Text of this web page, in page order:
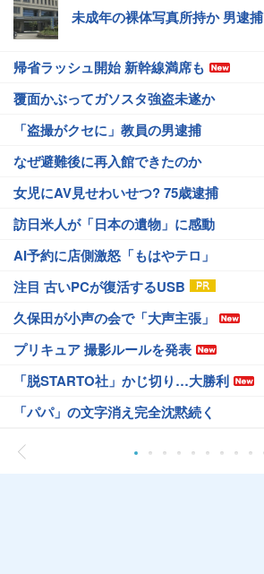
未成年の裸体写真所持か 男逮捕
帰省ラッシュ開始 新幹線満席も
覆面かぶってガソスタ強盗未遂か
「盗撮がクセに」教員の男逮捕
なぜ避難後に再入館できたのか
女児にAV見せわいせつ? 75歳逮捕
訪日米人が「日本の遺物」に感動
AI予約に店側激怒「もはやテロ」
注目 古いPCが復活するUSB
久保田が小声の会で「大声主張」
プリキュア 撮影ルールを発表
「脱STARTO社」かじ切り…大勝利
「パパ」の文字消え完全沈黙続く